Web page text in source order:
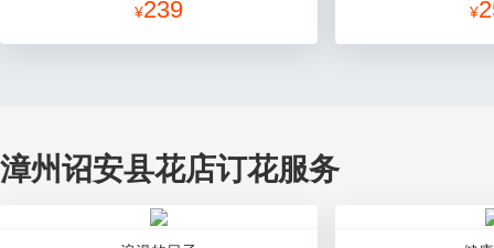
¥239 ¥
漳州诏安县花店订花服务